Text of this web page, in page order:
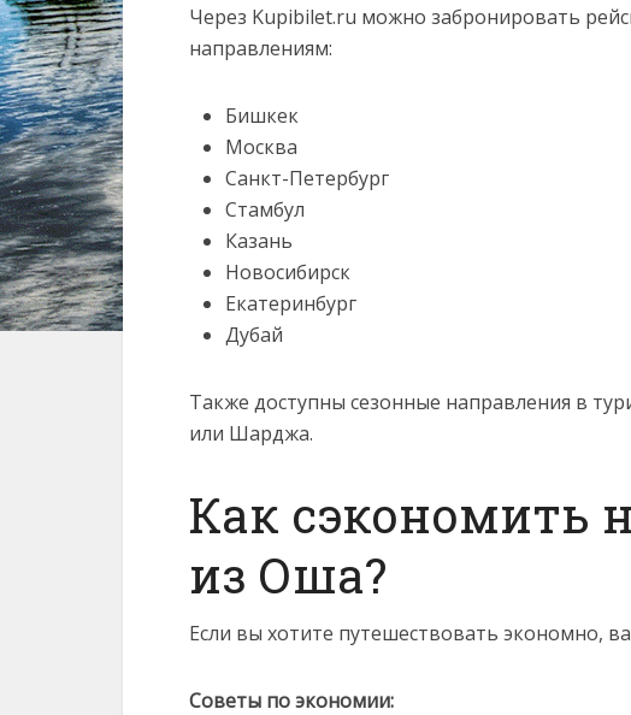
Через Kupibilet.ru можно забронировать
направлениям:
Бишкек
Москва
Санкт-Петербург
Стамбул
Казань
Новосибирск
Екатеринбург
Дубай
Также доступны сезонные направления в
или Шарджа.
Как сэкономить
из Оша?
Если вы хотите путешествовать экономно,
Советы по экономии: